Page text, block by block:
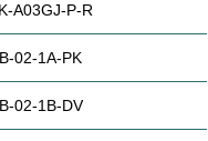
A03GJ-P-R
02-1A-PK
02-1B-DV